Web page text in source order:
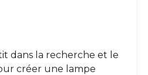
dans la recherche et le
créer une lampe